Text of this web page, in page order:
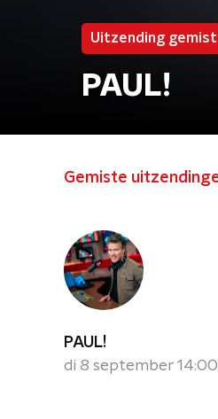
Uitzending gemist
PAUL!
Gemiste
PAUL!
di 8 september